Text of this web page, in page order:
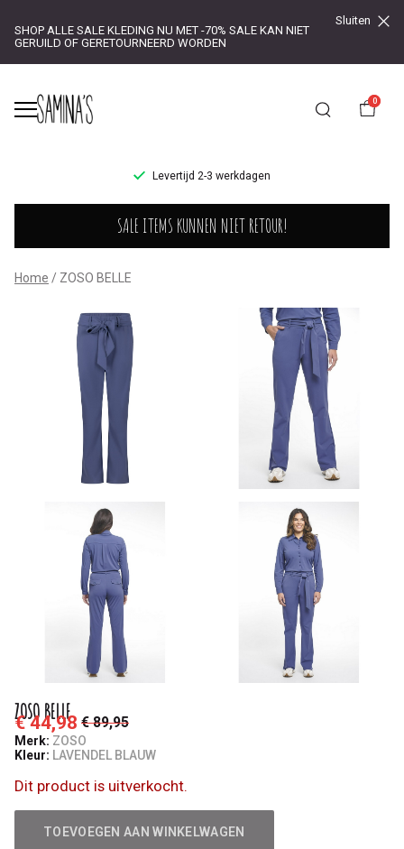
SHOP ALLE SALE KLEDING NU MET -70% SALE KAN NIET
GERUILD OF GERETOURNEERD WORDEN
Sluiten
0
Levertijd 2-3 werkdagen
ZOSO
BELLE
Saminas
SALE ITEMS KUNNEN NIET RETOUR!
Home ZOSO BELLE
ZOSO BELLE
€ 44,98 € 89,95
Merk: ZOSO
Kleur: LAVENDEL BLAUW
Dit product is uitverkocht.
TOEVOEGEN AAN WINKELWAGEN